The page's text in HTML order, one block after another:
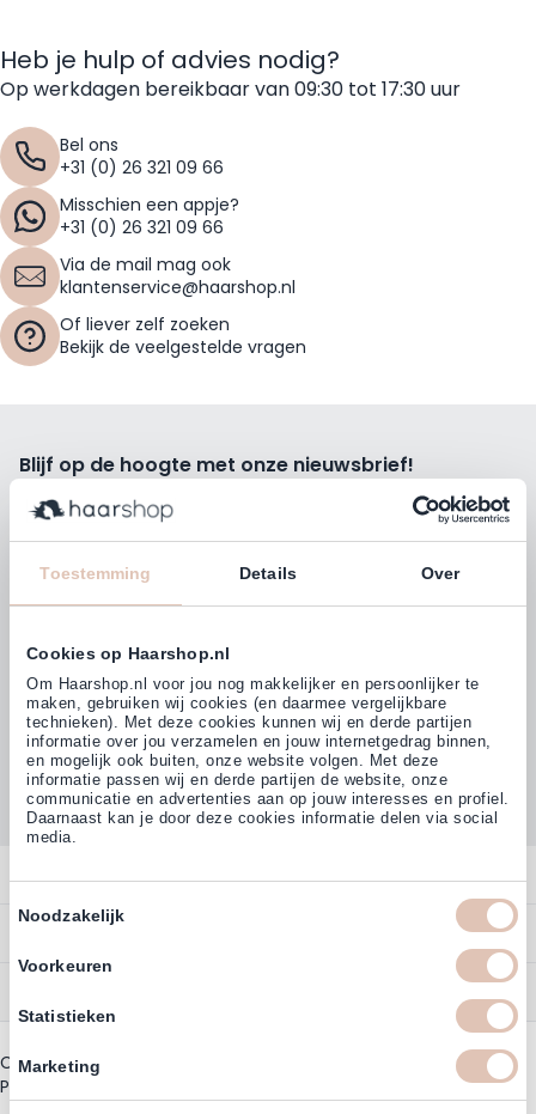
Toestemming Details Over
Cookies op Haarshop.nl
Om Haarshop.nl voor jou nog makkelijker en persoonlijker te
maken, gebruiken wij cookies (en daarmee vergelijkbare
technieken). Met deze cookies kunnen wij en derde partijen
informatie over jou verzamelen en jouw internetgedrag binnen,
en mogelijk ook buiten, onze website volgen. Met deze
informatie passen wij en derde partijen de website, onze
communicatie en advertenties aan op jouw interesses en profiel.
Daarnaast kan je door deze cookies informatie delen via social
media.
Noodzakelijk
Voorkeuren
Statistieken
Marketing
Heb je hulp of advies nodig?
Op werkdagen bereikbaar van 09:30 tot 17:30 uur
Bel ons
+31 (0) 26 321 09 66
Misschien een appje?
+31 (0) 26 321 09 66
Via de mail mag ook
klantenservice@haarshop.nl
Of liever zelf zoeken
Bekijk de veelgestelde vragen
Contact
Overzicht
Contact
Account
Annuleren
Bezorgen
Retourneren
Assortiment
Blijf op de hoogte met onze nieuwsbrief!
Ontvang wekelijks de beste kortingsacties, tips en nieuws
rechtstreeks in jou e-mailbox.
E-mailadres
Inschrijven
Volg ons
Klanten beoordelen ons met
4,77 (38.000+)
Copyright © 2003 - 2026 - Haarshoppro.nl
Privacy beleid